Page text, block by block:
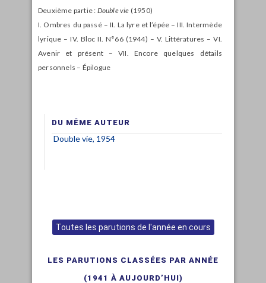
Deuxième partie : Double vie (1950)
I. Ombres du passé – II. La lyre et l’épée – III. Intermède
lyrique – IV. Bloc II. N°66 (1944) – V. Littératures – VI.
Avenir et présent – VII. Encore quelques détails
personnels – Épilogue
DU MÊME AUTEUR
Double vie, 1954
Toutes les parutions de l'année en cours
LES PARUTIONS CLASSÉES PAR ANNÉE
(1941 À AUJOURD’HUI)